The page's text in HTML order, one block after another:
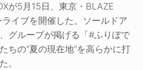
が5月15日、東京・BLAZE
イブを開催した。ソールドア
グループが掲げる「#ふりぼで
ちの“夏の現在地”を高らかに打
。